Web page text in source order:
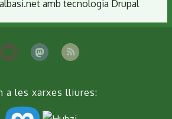
amb tecnologia Drupal
a les xarxes lliures: